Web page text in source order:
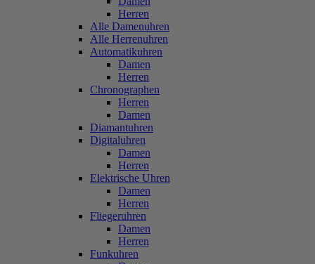
Herren
Alle Damenuhren
Alle Herrenuhren
Automatikuhren
Damen
Herren
Chronographen
Herren
Damen
Diamantuhren
Digitaluhren
Damen
Herren
Elektrische Uhren
Damen
Herren
Fliegeruhren
Damen
Herren
Funkuhren